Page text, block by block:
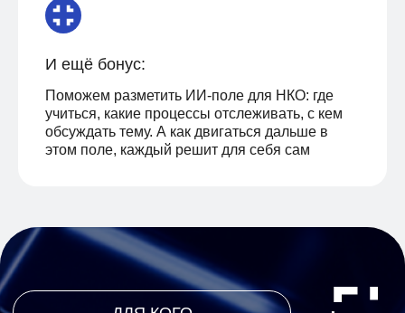
И ещё бонус:
Поможем разметить ИИ-поле для НКО: где
учиться, какие процессы отслеживать, с кем
обсуждать тему. А как двигаться дальше в
этом поле, каждый решит для себя сам
экспертов НКО